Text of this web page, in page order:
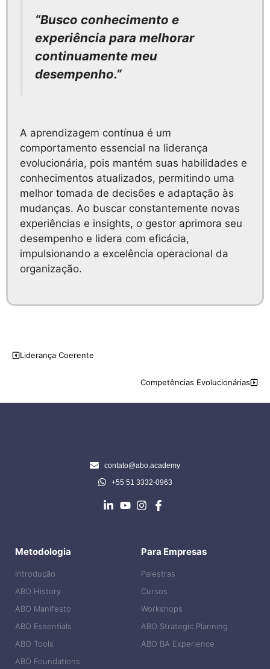
“Busco conhecimento e
experiência para melhorar
continuamente meu
desempenho.”
A aprendizagem contínua é um
comportamento essencial na liderança
evolucionária, pois mantém suas habilidades e
conhecimentos atualizados, permitindo uma
melhor tomada de decisões e adaptação às
mudanças. Ao buscar constantemente novas
experiências e insights, o gestor aprimora seu
desempenho e lidera com eficácia,
impulsionando a excelência operacional da
organização.
Liderança Coerente
Competências Evolucionárias
contato@abo.academy
+55 51 3332-0963
Metodologia
Introdução
ABO History
ABO Manifesto
ABO Essentials
ABO Tools
ABO Foundations
Para Empresas
Palestras
Cursos
Workshops
ABO Strategic Planning
ABO BA Experience